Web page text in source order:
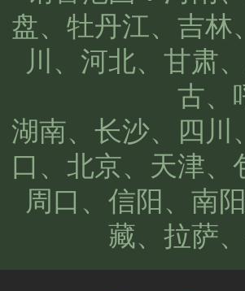
盘、牡丹江、吉林
川、河北、甘肃
古、
湖南、长沙、四川
口、北京、天津
周口、信阳、南
藏、拉萨